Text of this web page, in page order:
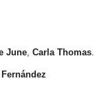
June, Carla Thomas.